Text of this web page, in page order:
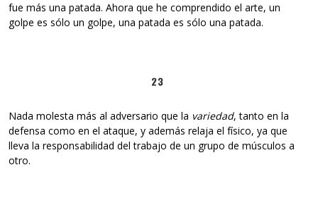
fue más una patada. Ahora que he comprendido el arte, un
golpe es sólo un golpe, una patada es sólo una patada.
23
Nada molesta más al adversario que la variedad, tanto en la
defensa como en el ataque, y además relaja el físico, ya que
lleva la responsabilidad del trabajo de un grupo de músculos a
otro.